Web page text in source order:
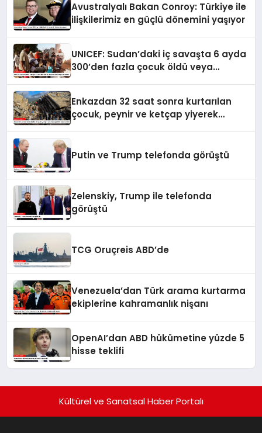
Avustralyalı Bakan Conroy: Türkiye ile
ilişkilerimiz en güçlü dönemini yaşıyor
UNICEF: Sudan’daki iç savaşta 6 ayda
300’den fazla çocuk öldü veya
Enkazdan 32 saat sonra kurtarılan
çocuk, peynir ve ketçap yiyerek
Putin ve Trump telefonda görüştü
Zelenskiy, Trump ile telefonda
görüştü
TCG Oruçreis ABD’de
Venezuela’dan Türk arama kurtarma
ekiplerine kahramanlık nişanı
OpenAI’dan ABD hükümetine yüzde 5
hisse teklifi
Kültürel ve Sanatsal Haber Portalı